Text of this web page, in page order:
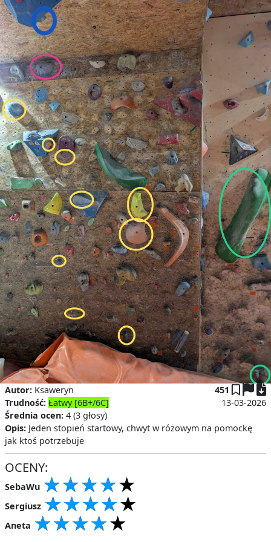
Autor: Ksaweryn
Trudność: Łatwy [6B+/6C]
Średnia ocen: 4 (3 głosy)
451
13-03-2026
Opis: Jeden stopień startowy, chwyt w różowym na pomockę
jak ktoś potrzebuje
OCENY:
SebaWu ★
★★
★★★
★★★★
★★★★★
Sergiusz ★
★★
★★★
★★★★
★★★★★
Aneta ★
★★
★★★
★★★★
★★★★★